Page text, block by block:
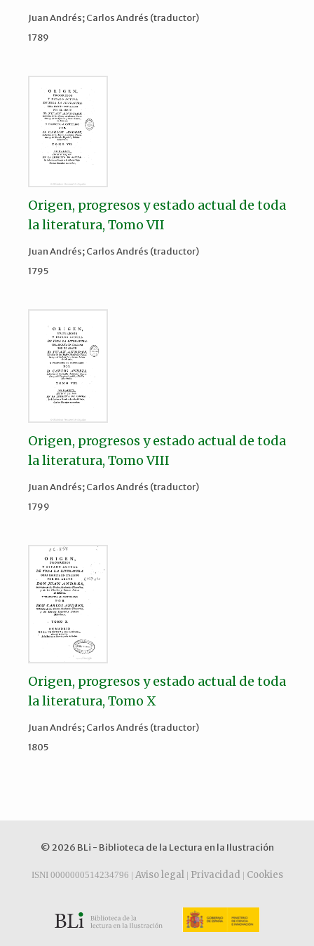
Juan Andrés; Carlos Andrés (traductor)
1789
Origen, progresos y estado actual de toda
la literatura, Tomo VII
Juan Andrés; Carlos Andrés (traductor)
1795
Origen, progresos y estado actual de toda
la literatura, Tomo VIII
Juan Andrés; Carlos Andrés (traductor)
1799
Origen, progresos y estado actual de toda
la literatura, Tomo X
Juan Andrés; Carlos Andrés (traductor)
1805
© 2026 BLi - Biblioteca de la Lectura en la Ilustración
ISNI 0000000514234796 | Aviso legal| Privacidad | Cookies